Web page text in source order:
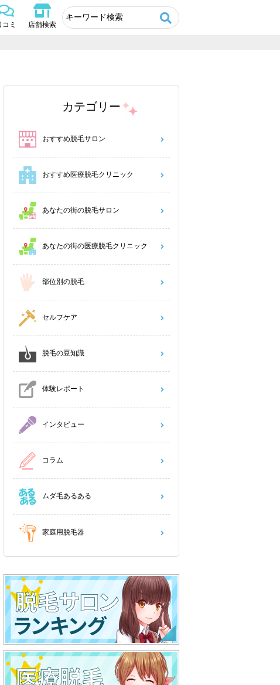
コミ 店舗検索
カテゴリー
おすすめ脱毛サロン
おすすめ医療脱毛クリニック
あなたの街の脱毛サロン
あなたの街の医療脱毛クリニック
部位別の脱毛
セルフケア
脱毛の豆知識
体験レポート
インタビュー
コラム
ムダ毛あるある
家庭用脱毛器